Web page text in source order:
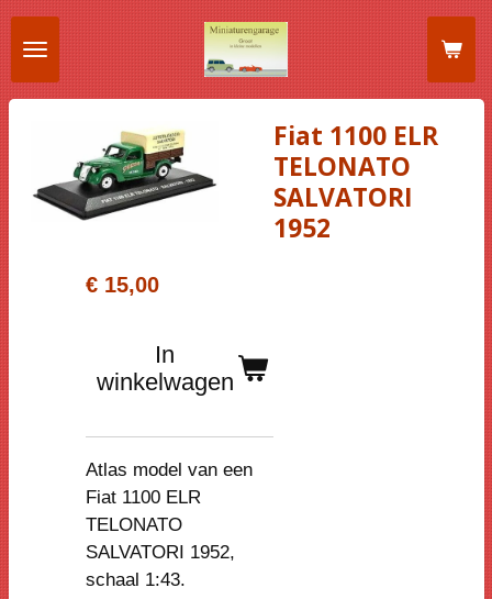
Ga
direct
naar
de
hoofdinhoud
Fiat 1100 ELR
TELONATO
SALVATORI
1952
€ 15,00
In
winkelwagen
Atlas model van een
Fiat 1100 ELR
TELONATO
SALVATORI 1952,
schaal 1:43.